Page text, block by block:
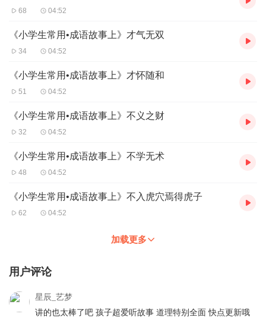
68 04:52
《小学生常用•成语故事上》才气无双
34 04:52
《小学生常用•成语故事上》才怀随和
51 04:52
《小学生常用•成语故事上》不义之财
32 04:52
《小学生常用•成语故事上》不学无术
48 04:52
《小学生常用•成语故事上》不入虎穴焉得虎子
62 04:52
加载更多
用户评论
星辰_艺梦
讲的也太棒了吧 孩子超爱听故事 道理特别全面 快点更新哦